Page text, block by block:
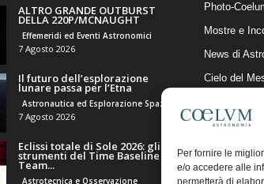
Per fornire le
e/o accedere alle
permetterà di
ALTRO GRANDE OUTBURST
DELLA 220P/MCNAUGHT
Effemeridi ed Eventi Astronomici
7 Agosto 2026
Il futuro dell’esplorazione
lunare passa per l’Etna
7 Agosto 2026
Eclissi totale di Sole 2026: gli
strumenti del Time Baseline
Team...
Astrotecnica e Osservazione
Photo-
Mostre e
News di
Cielo del
Articoli e
Il Blog della